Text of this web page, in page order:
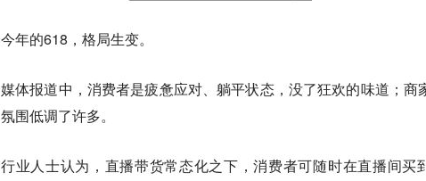
今年的618，格局生变。
媒体报道中，消费者是疲惫应对、躺平状态，没了狂欢的味道；商
氛围低调了许多。
行业人士认为，直播带货常态化之下，消费者可随时在直播间买